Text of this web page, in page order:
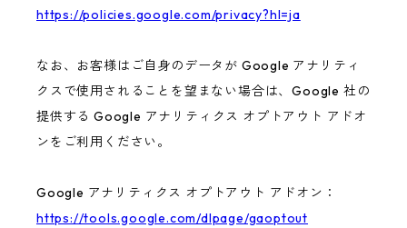
https://policies.google.com/privacy?hl=ja
なお、お客様はご自身のデータが Google アナリティ
クスで使用されることを望まない場合は、Google 社の
提供する Google アナリティクス オプトアウト アドオ
ンをご利用ください。
Google アナリティクス オプトアウト アドオン：
https://tools.google.com/dlpage/gaoptout